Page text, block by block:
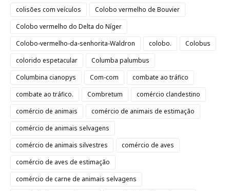
colisões com veículos
Colobo vermelho de Bouvier
Colobo vermelho do Delta do Níger
Colobo-vermelho-da-senhorita-Waldron
colobo.
Colobus
colorido espetacular
Columba palumbus
Columbina cianopys
Com-com
combate ao tráfico
combate ao tráfico.
Combretum
comércio clandestino
comércio de animais
comércio de animais de estimação
comércio de animais selvagens
comércio de animais silvestres
comércio de aves
comércio de aves de estimação
comércio de carne de animais selvagens